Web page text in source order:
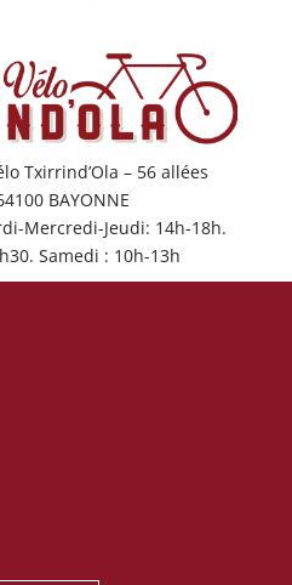
Txirrind’Ola – 56 allées
BAYONNE
Mercredi-Jeudi: 14h-18h.
Samedi : 10h-13h